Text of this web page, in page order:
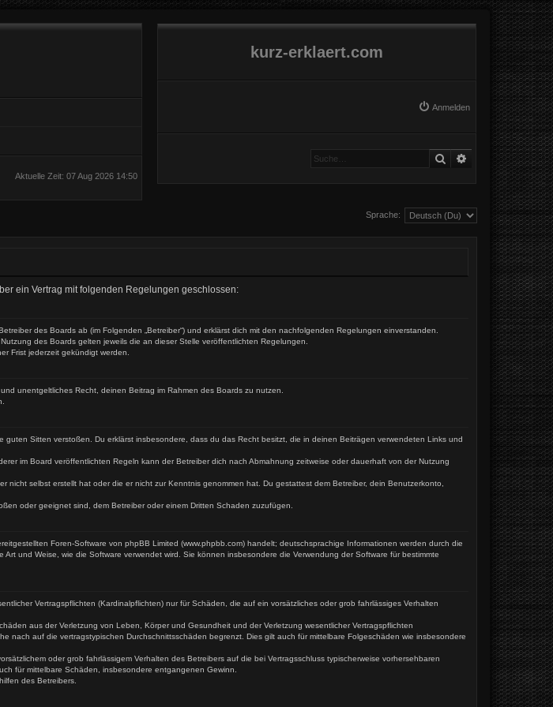
kurz-erklaert.com
Anmelden
Suche Erweiterte Suche
Aktuelle Zeit: 07 Aug 2026 14:50
Sprache:
ein Vertrag mit folgenden Regelungen geschlossen:
des Boards ab (im Folgenden „Betreiber“) und erklärst dich mit den nachfolgenden Regelungen einverstanden.
des Boards gelten jeweils die an dieser Stelle veröffentlichten Regelungen.
Frist jederzeit gekündigt werden.
unentgeltliches Recht, deinen Beitrag im Rahmen des Boards zu nutzen.
Sitten verstoßen. Du erklärst insbesondere, dass du das Recht besitzt, die in deinen Beiträgen verwendeten Links und
im Board veröffentlichten Regeln kann der Betreiber dich nach Abmahnung zeitweise oder dauerhaft von der Nutzung
selbst erstellt hat oder die er nicht zur Kenntnis genommen hat. Du gestattest dem Betreiber, dein Benutzerkonto,
oder geeignet sind, dem Betreiber oder einem Dritten Schaden zuzufügen.
Foren-Software von phpBB Limited (www.phpbb.com) handelt; deutschsprachige Informationen werden durch die
und Weise, wie die Software verwendet wird. Sie können insbesondere die Verwendung der Software für bestimmte
Vertragspflichten (Kardinalpflichten) nur für Schäden, die auf ein vorsätzliches oder grob fahrlässiges Verhalten
aus der Verletzung von Leben, Körper und Gesundheit und der Verletzung wesentlicher Vertragspflichten
nach auf die vertragstypischen Durchschnittsschäden begrenzt. Dies gilt auch für mittelbare Folgeschäden wie insbesondere
oder grob fahrlässigem Verhalten des Betreibers auf die bei Vertragsschluss typischerweise vorhersehbaren
für mittelbare Schäden, insbesondere entgangenen Gewinn.
des Betreibers.